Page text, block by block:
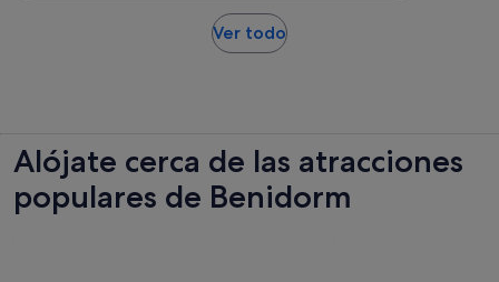
7 horas
comentarios
Ver todoSe
Alójate cerca de las atracciones
populares de Benidorm